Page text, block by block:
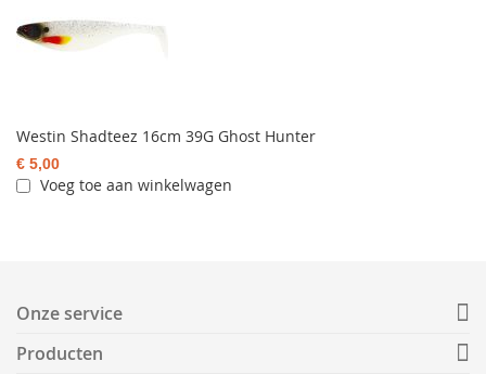
Westin Shadteez 16cm 39G Ghost Hunter
€ 5,00
Voeg toe aan winkelwagen
Onze service
Producten